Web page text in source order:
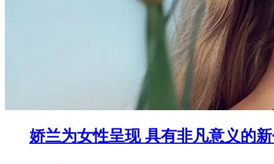
娇兰为女性呈现 具有非凡意义的